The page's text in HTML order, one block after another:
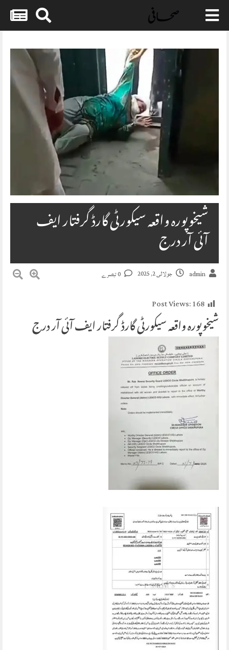
Skip
content
شیخوپورہ واقعہ سیکورٹی گارڈ گرفتار ایف
آئی آر درج
admin جولائی 2, 2025
Post Views:168
شیخوپورہ واقعہ سیکورٹی گارڈ گرفتار ایف آئی آر درج